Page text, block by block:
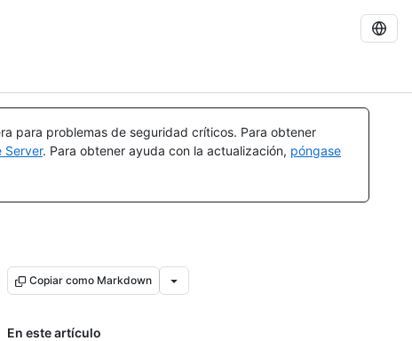
para problemas de seguridad críticos. Para obtener
Server. Para obtener ayuda con la actualización, póngase
Copiar como Markdown
En este artículo